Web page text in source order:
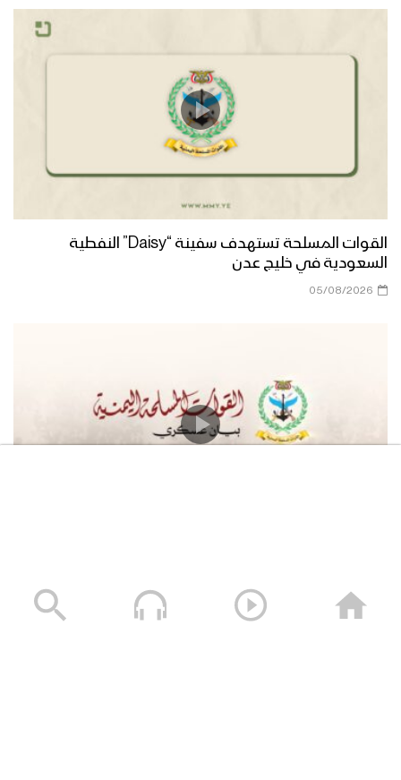
القوات المسلحة تستهدف سفينة “Daisy” النفطية
السعودية في خليج عدن
05/08/2026
العودة